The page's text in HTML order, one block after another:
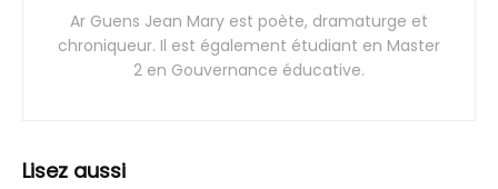
Ar Guens Jean Mary est poète, dramaturge et
chroniqueur. Il est également étudiant en Master
2 en Gouvernance éducative.
Lisez aussi